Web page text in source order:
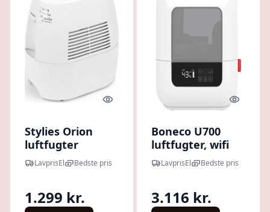
Quick look
Stylies Orion
luftfugter
LavprisEl Bedste pris
1.299 kr.
Quick
Boneco U700
luftfugter, wifi
LavprisEl Bedste pris
3.116 kr.